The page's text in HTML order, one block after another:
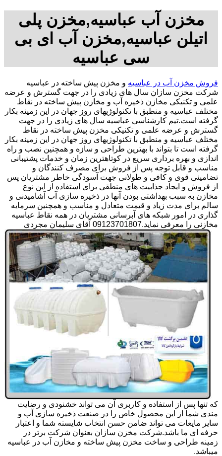
مخزن آب عباسیه,مخزن پلی
اتیلن عباسیه,مخزن آب ای بی
سی عباسیه
فروش مخزن آب در عباسیه و مخزن پیش ساخته در عباسیه
شرکت مخزن سازان سال های زیادی را در جهت گسترش و عرضه
علمی و تکنیکی مخازن ذخیره آب و مخازن پیش ساخته در نقاط
مختلف عباسیه و منطبق با تکنولوژیهای روز جهان در این زمینه بکار
گرفته است.تیم کارشناسی عباسیه سال های زیادی را در جهت
گسترش و عرضه علمی و تکنیکی مخزن پیش ساخته در نقاط
مختلف عباسیه و منطبق با تکنولوژیهای روز جهان در این زمینه بکار
گرفته است تا بتواند با بهترین طراحی و سازه و همچنین نصب و راه
اندازی و بهره برداری سریع در کوتاهترین زمان و خدمات پشتیبانی
مناسب و قابل توجه پس از فروش برای مصرف کنندگان و
تضامینی قوی و کافی و طولانی جهت آسودگی خاطر مشتریان پس
از فروش و ایجاد جذابیت های منطقی برای استفاده از این نوع
مخازن به سبب بهداشتی بودن آنها در ذخیره سازی آب آشامیدنی و
سالم برای مدت زیاد و قیمت متعادل و مناسب و همچنین سرمایه
گذاری در امور شبکه های آبرسانی مشتریان در همه نقاط عباسیه
مخازنی را معرفی نماید.09123701807 آقای سلیمان مجردی
که تنها پس از استفاده و کاربری آن می تواند خشنودی و رضایت
مندی شما از این محصول خاص را در صنعت ذخیره سازی آب و
سایر مایعات می تواند ضامن حسن انتخاب شایسته شما و اعتبار
حرفه ای ما باشد.شرکت مخزن سازان بعنوان شرکت برتر در
زمینه طراحی و ساخت مخزن پیش ساخته و مخازن آب در عباسیه
میباشد.